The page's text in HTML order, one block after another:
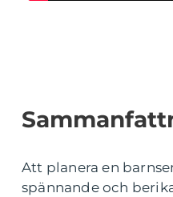
Att planera en
spännande och